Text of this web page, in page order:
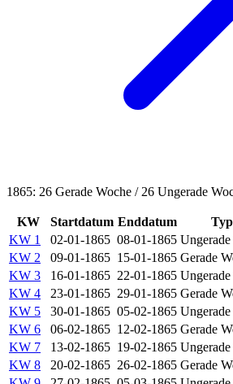
1865: 26 Gerade Woche / 26 Ungerade
KW Startdatum Enddatum
KW 1
02-01-1865 08-01-1865
KW 2
09-01-1865 15-01-1865 Gerade
KW 3
16-01-1865 22-01-1865
KW 4
23-01-1865 29-01-1865 Gerade
KW 5
30-01-1865 05-02-1865
KW 6
06-02-1865 12-02-1865 Gerade
KW 7
13-02-1865 19-02-1865
KW 8
20-02-1865 26-02-1865 Gerade